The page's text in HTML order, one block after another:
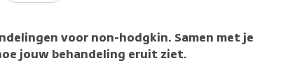
voor non-hodgkin. Samen met je
jouw behandeling eruit ziet.